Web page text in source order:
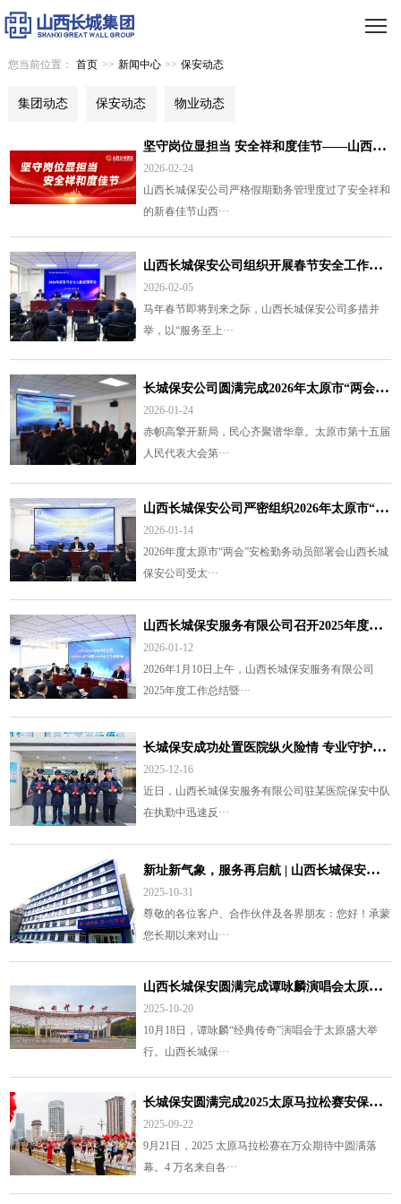
您当前位置： 首页 >> 新闻中心 >> 保安动态
集团动态 保安动态 物业动态
坚
守岗位显担当 安全祥和度佳节——山西长城保安圆满完成丙午马年春节勤务工作
2026-02-24
山西长城保安公司严格假期勤务管理度过了安全祥和
的新春佳节山西···
山
西长城保安公司组织开展春节安全工作大检查
2026-02-05
马年春节即将到来之际，山西长城保安公司多措并
举，以“服务至上···
长
城保安公司圆满完成2026年太原市“两会”安检勤务
2026-01-24
赤帜高擎开新局，民心齐聚谱华章。太原市第十五届
人民代表大会第···
山
西长城保安公司严密组织2026年太原市“两会”安检勤务部署会
2026-01-14
2026年度太原市“两会”安检勤务动员部署会山西长城
保安公司受太···
山
西长城保安服务有限公司召开2025年度工作总结暨2026年度工作部署会议
2026-01-12
2026年1月10日上午，山西长城保安服务有限公司
2025年度工作总结暨···
长
城保安成功处置医院纵火险情 专业守护获院方高度赞誉
2025-12-16
近日，山西长城保安服务有限公司驻某医院保安中队
在执勤中迅速反···
新
址新气象，服务再启航 | 山西长城保安乔迁之喜
2025-10-31
尊敬的各位客户、合作伙伴及各界朋友：您好！承蒙
您长期以来对山···
山
西长城保安圆满完成谭咏麟演唱会太原站安保任务
2025-10-20
10月18日，谭咏麟“经典传奇”演唱会于太原盛大举
行。山西长城保···
长
城保安圆满完成2025太原马拉松赛安保任务
2025-09-22
9月21日，2025 太原马拉松赛在万众期待中圆满落
幕。4 万名来自各···